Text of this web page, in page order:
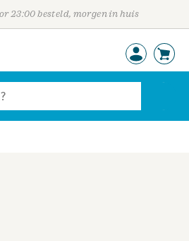
23:00 besteld, morgen in huis